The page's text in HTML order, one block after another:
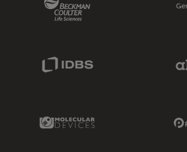
IDBS Link
Molecular Devices Link